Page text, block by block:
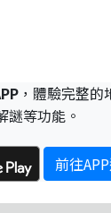
，體驗完整
謎等功能。
前往